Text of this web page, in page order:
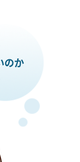
のか